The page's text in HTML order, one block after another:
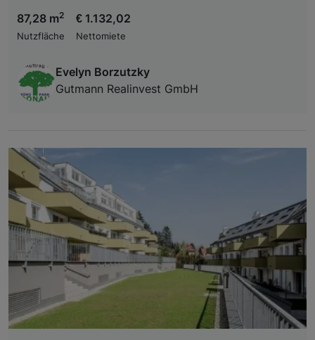
87,28 m2
Nutzfläche
€ 1.132,02
Nettomiete
Evelyn Borzutzky
Gutmann Realinvest GmbH